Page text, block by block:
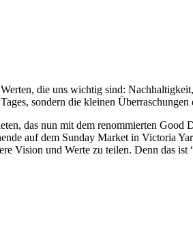
die uns wichtig sind:
sondern die kleinen
das nun mit dem renommierten
auf dem Sunday Market in Victoria
Vision und Werte zu teilen. Denn das